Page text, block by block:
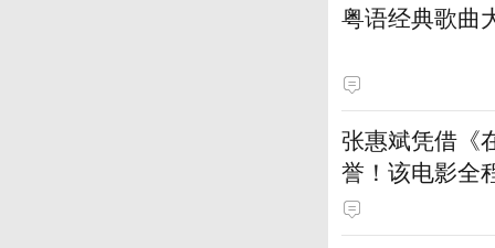
粤语经典歌曲
张惠斌凭借《
誉！该电影全
土演员